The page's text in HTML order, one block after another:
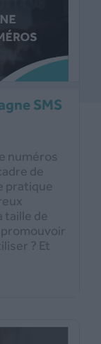
SMS
numéros
de
pratique
taille de
? Et